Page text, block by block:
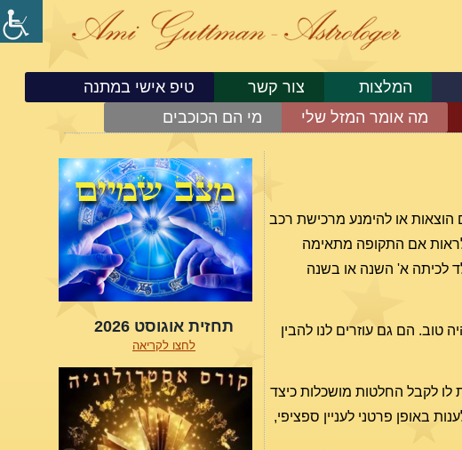
המלצות צור קשר
טיפ אישי במתנה
מה אומר המזל שלי מי הם הכוכבים
הוצאות או להימנע מרכישת רכב
לראות אם התקופה מתאימה
לכיתה א' השנה או בשנה
טוב. הם גם עוזרים לנו להבין
לו לקבל החלטות מושכלות כיצד
באופן פרטני לעניין ספציפי,
תחזית אוגוסט 2026
לחצו לקריאה